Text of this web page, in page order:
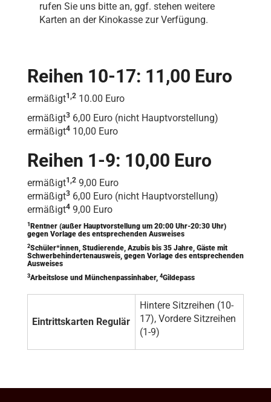
rufen Sie uns bitte an, ggf. stehen weitere
Karten an der Kinokasse zur Verfügung.
Reihen 10-17: 11,00 Euro
ermäßigt1,2 10.00 Euro
ermäßigt3 6,00 Euro (nicht Hauptvorstellung)
ermäßigt4 10,00 Euro
Reihen 1-9: 10,00 Euro
ermäßigt1,2 9,00 Euro
ermäßigt3 6,00 Euro (nicht Hauptvorstellung)
ermäßigt4 9,00 Euro
1 Rentner (außer Hauptvorstellung um 20:00 Uhr-20:30 Uhr)
gegen Vorlage des entsprechenden Ausweises
2Schüler*innen, Studierende, Azubis bis 35 Jahre, Gäste mit
Schwerbehindertenausweis, gegen Vorlage des entsprechenden
Ausweises
3Arbeitslose und Münchenpassinhaber, 4Gildepass
Eintrittskarten Regulär
Hintere Sitzreihen (10-
17), Vordere Sitzreihen
(1-9)